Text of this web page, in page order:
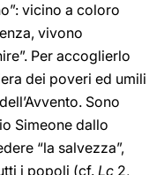
vicino a coloro
vivono
Per accoglierlo
dei poveri ed umili
Sono
Simeone dallo
“la salvezza”,
i popoli (cf. Lc 2,